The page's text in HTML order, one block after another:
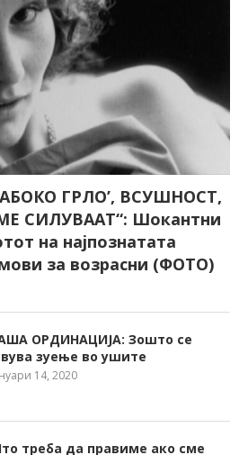
ГРЛО’, ВСУШНОСТ,
СИЛУВААТ“: Шокантни
на најпознатата
за возрасни (ФОТО)
ОРДИНАЦИЈА: Зошто се
зуење во ушите
14, 2020
треба да правиме ако сме